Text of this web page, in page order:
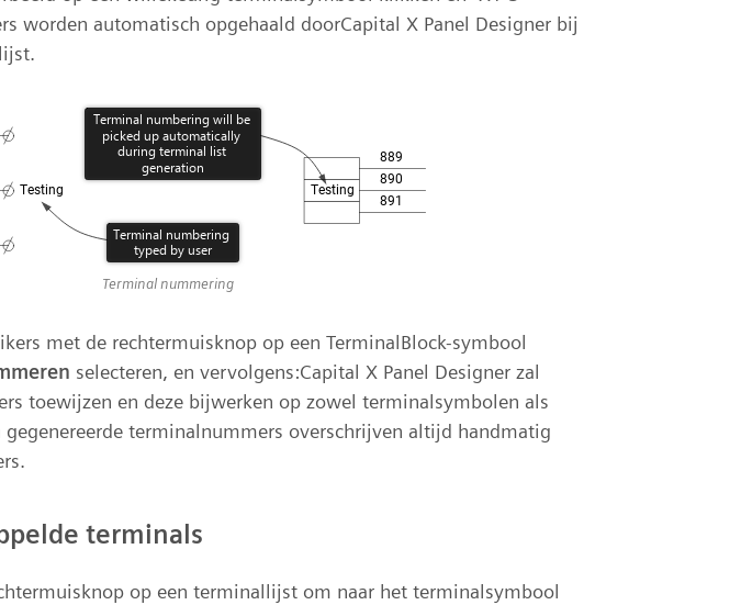
worden automatisch opgehaald doorCapital X Panel Designer bij
Terminal nummering
met de rechtermuisknop op een TerminalBlock-symbool
selecteren, en vervolgens:Capital X Panel Designer zal
toewijzen en deze bijwerken op zowel terminalsymbolen als
terminalnummers overschrijven altijd handmatig
terminals
op een terminallijst om naar het terminalsymbool